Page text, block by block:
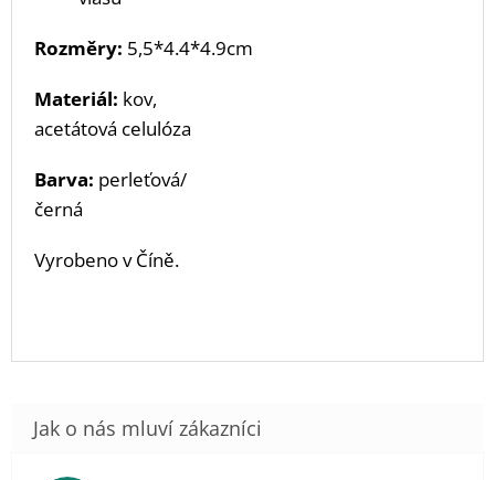
Rozměry: 5,5*4.4*4.9cm
Materiál: kov,
acetátová celulóza
Barva: perleťová/
černá
Vyrobeno v Číně.